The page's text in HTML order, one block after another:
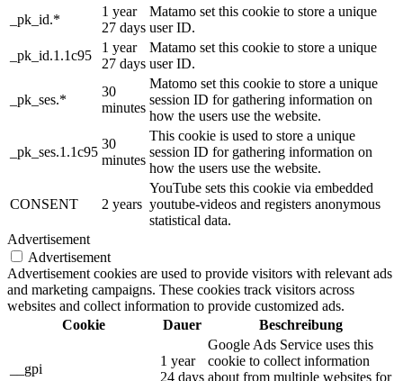
_pk_id.*
1 year
27 days
Matamo set this cookie to store a unique
user ID.
_pk_id.1.1c95
1 year
27 days
Matamo set this cookie to store a unique
user ID.
_pk_ses.*
30
minutes
Matomo set this cookie to store a unique
session ID for gathering information on
how the users use the website.
_pk_ses.1.1c95
30
minutes
This cookie is used to store a unique
session ID for gathering information on
how the users use the website.
CONSENT 2 years
YouTube sets this cookie via embedded
youtube-videos and registers anonymous
statistical data.
Advertisement
Advertisement
Advertisement cookies are used to provide visitors with relevant ads
and marketing campaigns. These cookies track visitors across
websites and collect information to provide customized ads.
Cookie
Dauer Beschreibung
__gpi
1 year
24 days
Google Ads Service uses this
cookie to collect information
about from multiple websites for